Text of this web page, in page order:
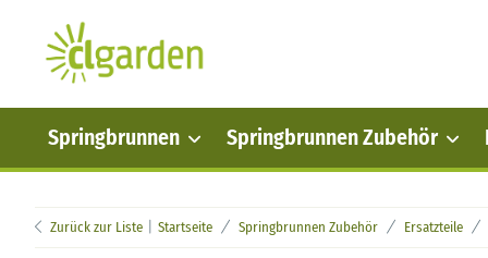
Springbrunnen Springbrunnen Zubehör
Zurück zur Liste Startseite Springbrunnen Zubehör Ersatzteile